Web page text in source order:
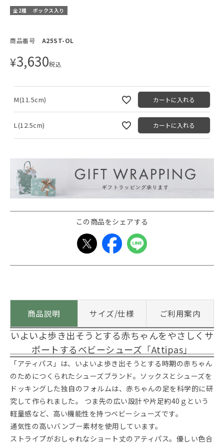
全2種 ボックス入り
商品番号 A25ST-OL
¥3,630税込
M(11.5cm) カートに入れる
L(12.5cm) カートに入れる
この商品をシェアする
商品説明 サイズ/仕様 ご利用案内
いよいよ歩き出そうとする赤ちゃんをやさしくサ
ポートするベビーシューズ「Attipas」
「アティパス」は、いよいよ歩き出そうとする時期の赤ちゃん
のためにつくられたシューズブランド。ソックスとシューズを
ドッキングした独自のフォルムは、赤ちゃんの足を科学的に研
究して作られました。 つま先の広い設計や片足約40ｇという
軽量感など、高い機能性を持つベビーシューズです。
通気性の高いバンブー素材を使用しています。
ストライプがおしゃれなショート丈のアティパス。優しい色合